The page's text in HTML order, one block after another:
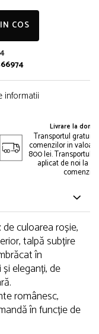
COS
informatii
Livrare la
Transportul gratuit
comenzilor in
800 lei. Transportul
aplicat de noi la
comenzii.
culoarea roșie,
talpă subțire
în
eleganți, de
românesc,
în funcție de